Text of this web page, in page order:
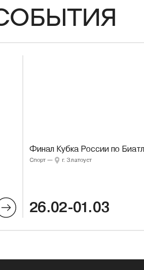
Финал Кубка России по
Спорт — г. Златоуст
26.02-01.03